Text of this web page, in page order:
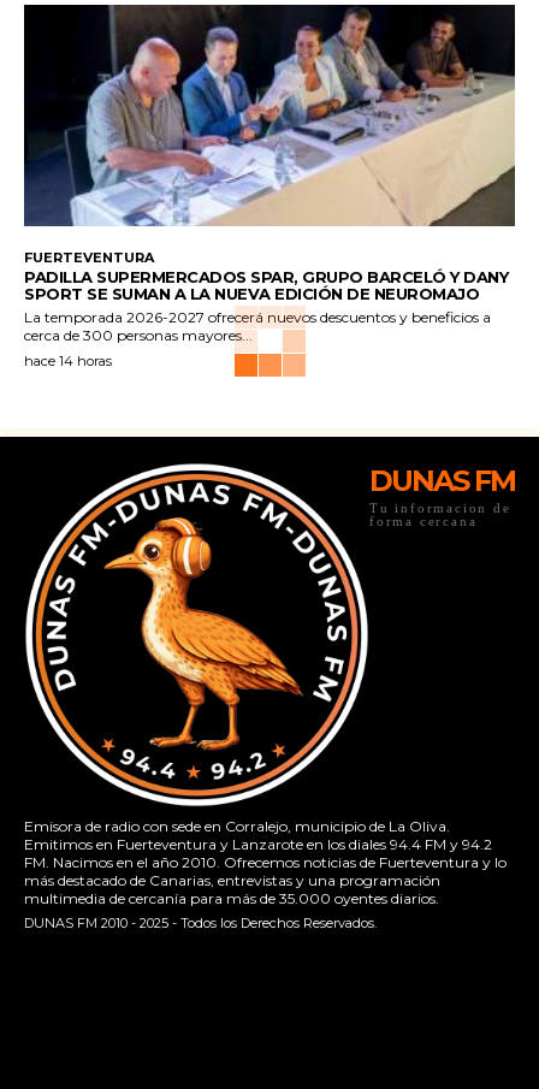
FUERTEVENTURA
PADILLA SUPERMERCADOS SPAR, GRUPO BARCELÓ Y DANY
SPORT SE SUMAN A LA NUEVA EDICIÓN DE NEUROMAJO
La temporada 2026-2027 ofrecerá nuevos descuentos y beneficios a
cerca de 300 personas mayores...
hace 14 horas